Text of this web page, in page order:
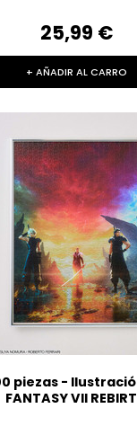
25,99‎ ‎€
+ AÑADIR AL CARRO
piezas -
FANTASY VII